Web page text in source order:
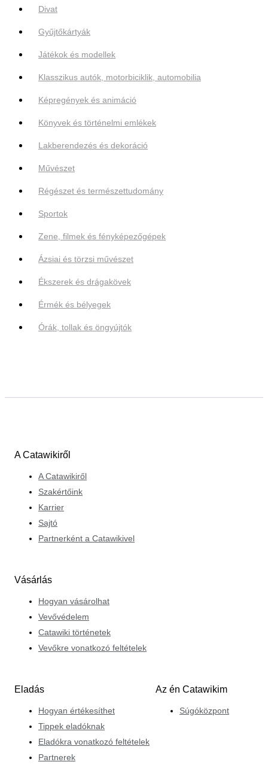
Divat
Gyűjtőkártyák
Játékok és modellek
Klasszikus autók, motorbiciklik, automobilia
Képregények és animáció
Könyvek és történelmi emlékek
Lakberendezés és dekoráció
Művészet
Régészet és természettudomány
Sportok
Zene, filmek és fényképezőgépek
Ázsiai és törzsi művészet
Ékszerek és drágakövek
Érmék és bélyegek
Órák, tollak és öngyújtók
A Catawikiről
A Catawikiről
Szakértőink
Karrier
Sajtó
Partnerként a Catawikivel
Vásárlás
Hogyan vásárolhat
Vevővédelem
Catawiki történetek
Vevőkre vonatkozó feltételek
Eladás
Hogyan értékesíthet
Tippek eladóknak
Eladókra vonatkozó feltételek
Partnerek
Az én Catawikim
Súgóközpont